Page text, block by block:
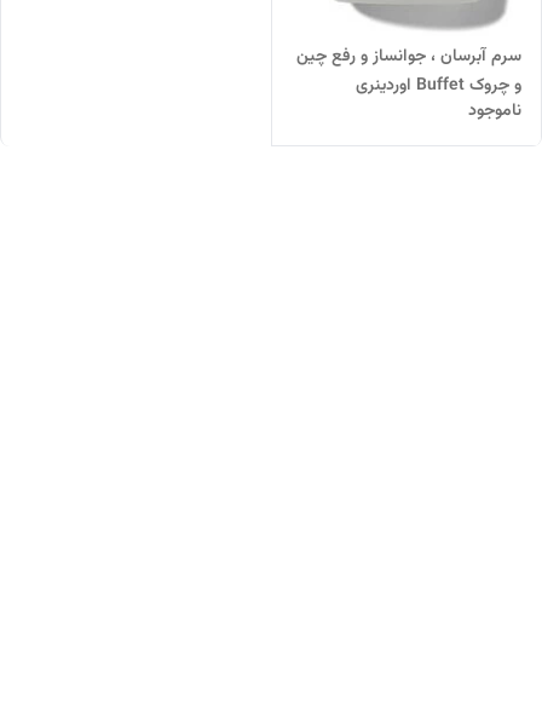
سرم آبرسان ، جوانساز و رفع چین
و چروک Buffet اوردینری
ناموجود